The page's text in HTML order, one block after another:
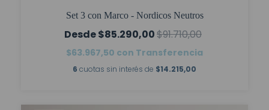
Set 3 con Marco - Nordicos Neutros
$85.290,00$91.710,00
$63.967,50 con Transferencia
6 cuotas sin interés de $14.215,00